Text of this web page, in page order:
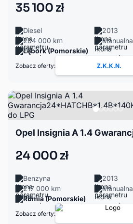
35 100 zł
Diesel
2013
204 000 km
Manualna
Lębork (Pomorskie)
Zobacz oferty: Z.K.K.N.
24 000 zł
Benzyna
2013
217 000 km
Manualna
Rumia (Pomorskie)
Zobacz oferty: